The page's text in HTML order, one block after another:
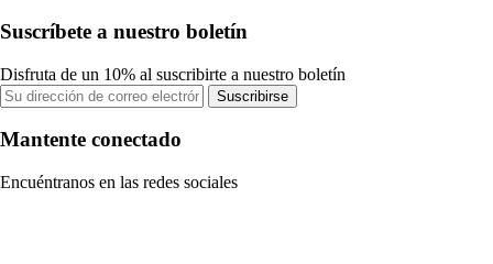
Suscríbete a nuestro boletín
Disfruta de un 10% al suscribirte a nuestro boletín
Suscribirse
Mantente conectado
Encuéntranos en las redes sociales